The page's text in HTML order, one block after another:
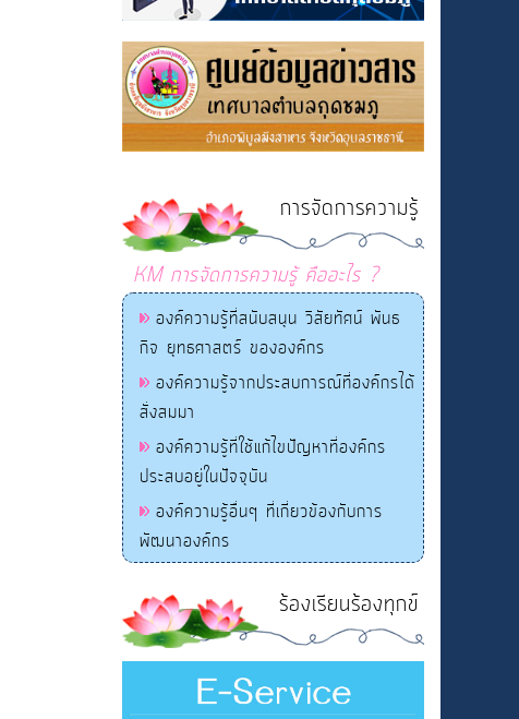
การจัดการความรู้
KM การจัดการความรู้ คืออะไร ?
องค์ความรู้ที่สนับสนุน วิสัยทัศน์ พันธ
กิจ ยุทธศาสตร์ ขององค์กร
องค์ความรู้จากประสบการณ์ที่องค์กรได้
สั่งสมมา
องค์ความรู้ที่ใช้แก้ไขปัญหาที่องค์กร
ประสบอยู่ในปัจจุบัน
องค์ความรู้อื่นๆ ที่เกี่ยวข้องกับการ
พัฒนาองค์กร
ร้องเรียนร้องทุกข์